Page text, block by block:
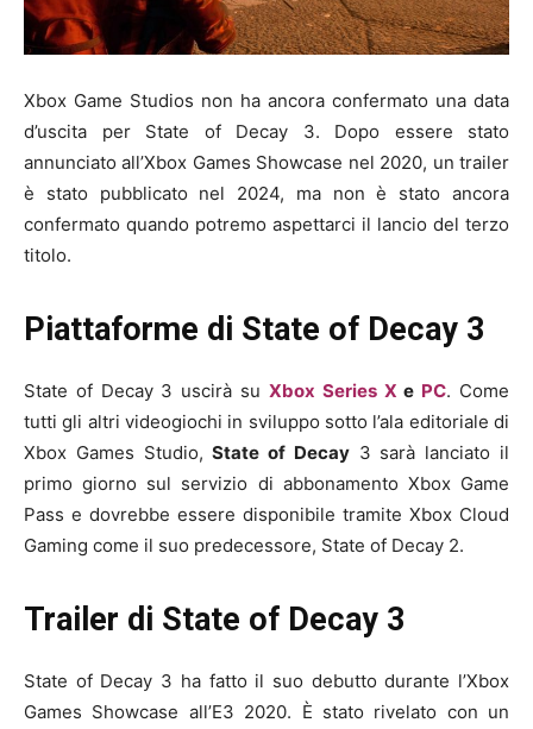
Xbox Game Studios non ha ancora confermato una data
d’uscita per State of Decay 3. Dopo essere stato
annunciato all’Xbox Games Showcase nel 2020, un trailer
è stato pubblicato nel 2024, ma non è stato ancora
confermato quando potremo aspettarci il lancio del terzo
titolo.
Piattaforme di State of Decay 3
State of Decay 3 uscirà su Xbox Series X e PC. Come
tutti gli altri videogiochi in sviluppo sotto l’ala editoriale di
Xbox Games Studio,State of Decay3 sarà lanciato il
primo giorno sul servizio di abbonamento Xbox Game
Pass e dovrebbe essere disponibile tramite Xbox Cloud
Gaming come il suo predecessore, State of Decay 2.
Trailer di State of Decay 3
State of Decay 3 ha fatto il suo debutto durante l’Xbox
Games Showcase all’E3 2020. È stato rivelato con un